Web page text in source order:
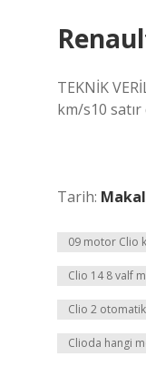
TEKNİK
km/s10 satır
Tarih:
09 motor Clio
Clio 14 8 valf
Clio 2
Clioda hangi